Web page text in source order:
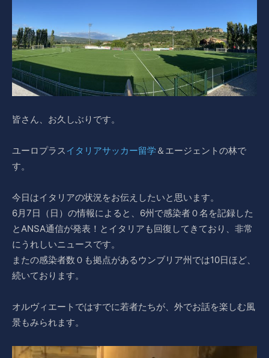
皆さん、お久しぶりです。
ユーロプラスイタリアサッカー留学 ＆エージェントの林で
す。
今日はイタリアの状況をお伝えしたいと思います。
6月7日（日）の情報によると、6州で感染者０名を記録した
とANSA通信が発表！とイタリアも回復してきており、非常
にうれしいニュースです。
またの感染者数０も拠点があるウンブリア州では10日ほど、
続いております。
オルヴィエートではすでに若者たちが、外でお話を楽しむ風
景もみられます。